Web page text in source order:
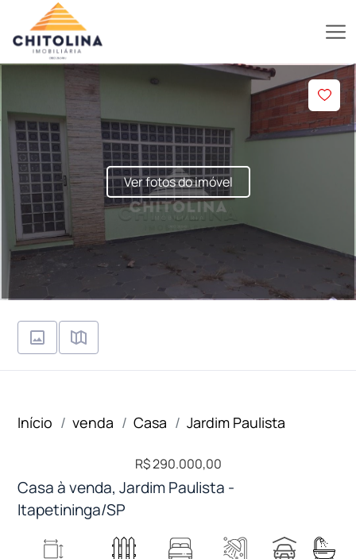
Ver fotos do imóvel
Início venda Casa Jardim Paulista
R$ 290.000,00
Casa à venda, Jardim Paulista -
Itapetininga/SP